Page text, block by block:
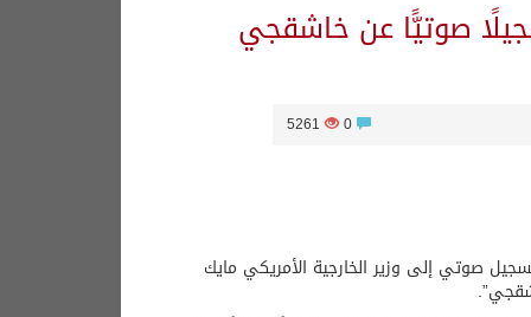
صوتيًّا عن خاشقجي
0
5261
صوتي إلى وزير الخارجية الأمريكي مايك